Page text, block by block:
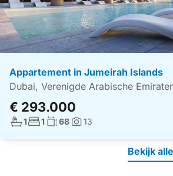
Appartement in Jumeirah Islands
Dubai, Verenigde Arabische
€ 293.000
Aantal badkamers:
1Aantal slaapkamers:
1 Woonoppervlakte:
68Foto's:
13
Bekijk